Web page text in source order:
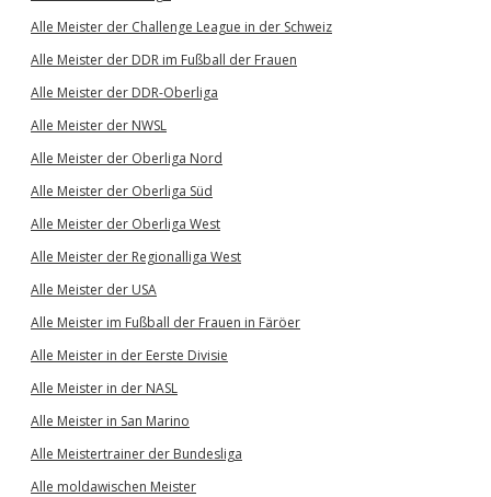
Alle Meister der Challenge League in der Schweiz
Alle Meister der DDR im Fußball der Frauen
Alle Meister der DDR-Oberliga
Alle Meister der NWSL
Alle Meister der Oberliga Nord
Alle Meister der Oberliga Süd
Alle Meister der Oberliga West
Alle Meister der Regionalliga West
Alle Meister der USA
Alle Meister im Fußball der Frauen in Färöer
Alle Meister in der Eerste Divisie
Alle Meister in der NASL
Alle Meister in San Marino
Alle Meistertrainer der Bundesliga
Alle moldawischen Meister